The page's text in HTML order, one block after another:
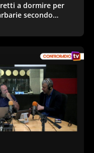
a dormire per
secondo